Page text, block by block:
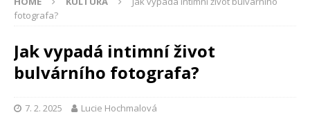
fotografa?
Jak vypadá intimní život
bulvárního fotografa?
7. 2. 2025 Lucie Hochmalová